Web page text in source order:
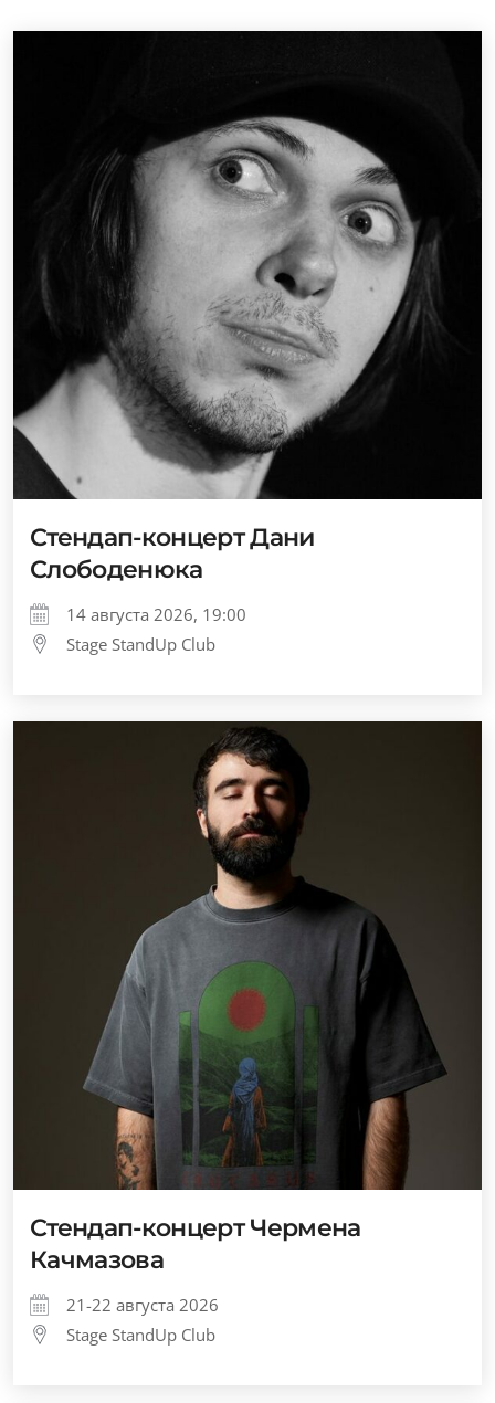
Стендап-концерт Дани
Слободенюка
14 августа 2026, 19:00
Stage StandUp Club
Стендап-концерт Чермена
Качмазова
21-22 августа 2026
Stage StandUp Club